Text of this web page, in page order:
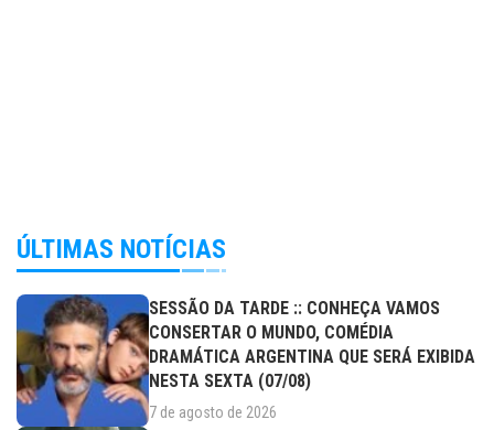
ÚLTIMAS NOTÍCIAS
SESSÃO DA TARDE :: CONHEÇA VAMOS
CONSERTAR O MUNDO, COMÉDIA
DRAMÁTICA ARGENTINA QUE SERÁ EXIBIDA
NESTA SEXTA (07/08)
7 de agosto de 2026